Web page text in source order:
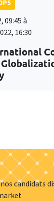
09:45 à
16:30
candidats